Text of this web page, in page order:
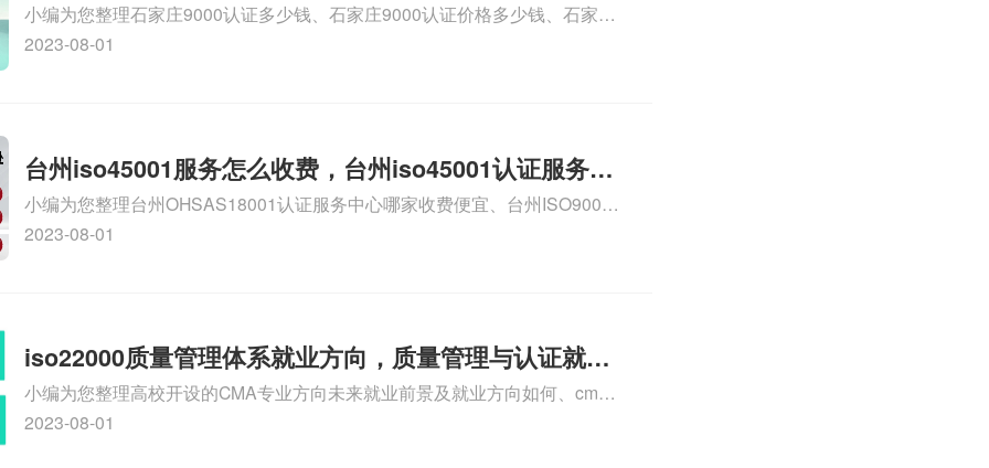
小编为您整理石家庄9000认证多少钱、石家庄9000认证价格多少钱、石家庄
9000认证大概多少钱、石家庄9000认证价格贵吗、石家庄9000认证费用大概
2023-08-01
台州iso45001服务怎么收费，台州iso45001认证服务怎
么收费
小编为您整理台州OHSAS18001认证服务中心哪家收费便宜、台州ISO9000
认证，哪个咨询公司服务好、台州CE认证,台州机械机电CE认证、CE认证怎
2023-08-01
iso22000质量管理体系就业方向，质量管理与认证就业
方向
小编为您整理高校开设的CMA专业方向未来就业前景及就业方向如何、cma
就业方向有哪些、国际质量认证专业的就业方向、cpa和cma未来就业方向、
2023-08-01